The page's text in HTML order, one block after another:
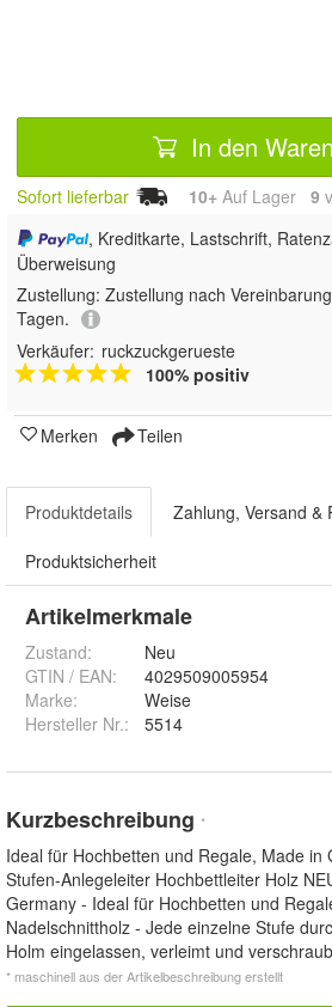
In den
Sofort lieferbar 10+ Auf Lager 9
, Kreditkarte, Lastschrift,
Überweisung
Zustellung: Zustellung nach
Tagen.
Verkäufer: ruckzuckgerueste
100% positiv
Merken Teilen
Produktdetails Zahlung, Versand &
Produktsicherheit
Artikelmerkmale
Zustand:
Neu
GTIN / EAN:
4029509005954
Marke:
Weise
Hersteller Nr.:
5514
Kurzbeschreibung *
Ideal für Hochbetten und Regale, Made in
Stufen-Anlegeleiter Hochbettleiter Holz
Germany - Ideal für Hochbetten und
Nadelschnittholz - Jede einzelne Stufe
Holm eingelassen, verleimt und
* maschinell aus der Artikelbeschreibung erstellt